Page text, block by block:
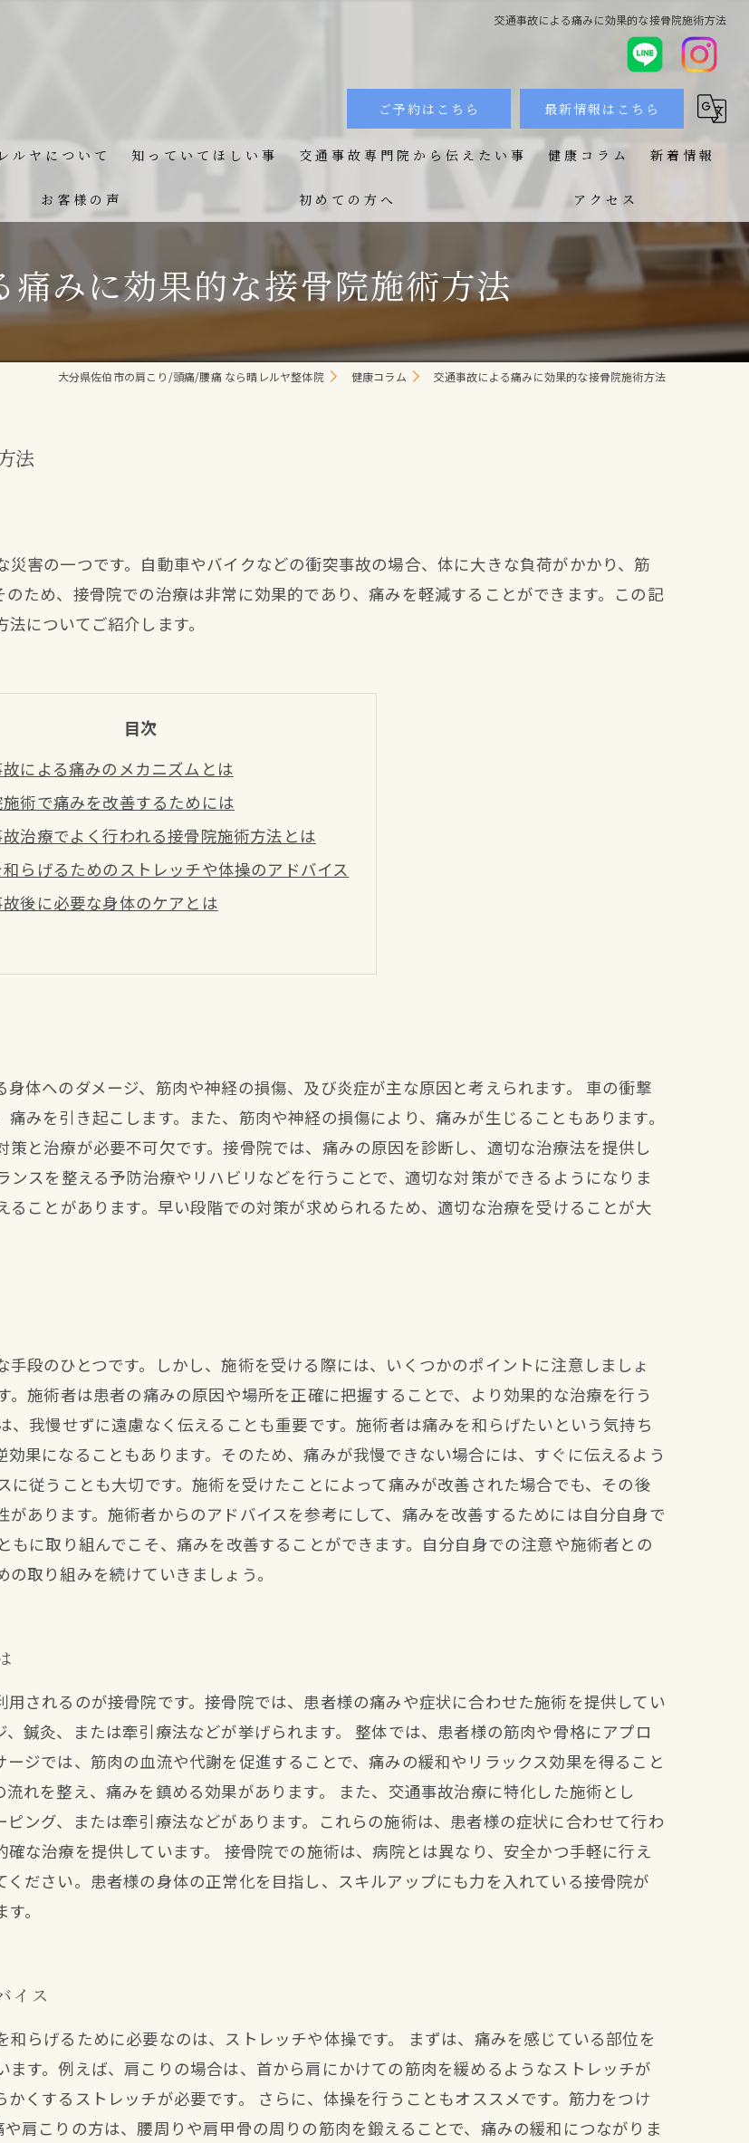
交通事故による痛みに効果的な接骨院施術方法
ご予約はこちら 最新情報はこちら
ルヤについて 知っていてほしい事 交通事故専門院から伝えたい事 健康コラム 新着情報
お客様の声 初めての方へ アクセス
痛みに効果的な接骨院施術方法
大分県佐伯市の肩こり/頭痛/腰痛 なら晴レルヤ整体院 健康コラム 交通事故による痛みに効果的な接骨院施術方法
法
害の一つです。自動車やバイクなどの衝突事故の場合、体に大きな負荷がかかり、筋
ため、接骨院での治療は非常に効果的であり、痛みを軽減することができます。この記
についてご紹介します。
目次
による痛みのメカニズムとは
術で痛みを改善するためには
治療でよく行われる接骨院施術方法とは
らげるためのストレッチや体操のアドバイス
後に必要な身体のケアとは
体へのダメージ、筋肉や神経の損傷、及び炎症が主な原因と考えられます。 車の衝撃
みを引き起こします。また、筋肉や神経の損傷により、痛みが生じることもあります。
と治療が必要不可欠です。接骨院では、痛みの原因を診断し、適切な治療法を提供し
スを整える予防治療やリハビリなどを行うことで、適切な対策ができるようになりま
ことがあります。早い段階での対策が求められるため、適切な治療を受けることが大
段のひとつです。しかし、施術を受ける際には、いくつかのポイントに注意しましょ
施術者は患者の痛みの原因や場所を正確に把握することで、より効果的な治療を行う
、我慢せずに遠慮なく伝えることも重要です。施術者は痛みを和らげたいという気持ち
果になることもあります。そのため、痛みが我慢できない場合には、すぐに伝えるよう
従うことも大切です。施術を受けたことによって痛みが改善された場合でも、その後
あります。施術者からのアドバイスを参考にして、痛みを改善するためには自分自身で
もに取り組んでこそ、痛みを改善することができます。自分自身での注意や施術者との
取り組みを続けていきましょう。
されるのが接骨院です。接骨院では、患者様の痛みや症状に合わせた施術を提供してい
鍼灸、または牽引療法などが挙げられます。 整体では、患者様の筋肉や骨格にアプロ
ジでは、筋肉の血流や代謝を促進することで、痛みの緩和やリラックス効果を得ること
れを整え、痛みを鎮める効果があります。 また、交通事故治療に特化した施術とし
ング、または牽引療法などがあります。これらの施術は、患者様の症状に合わせて行わ
な治療を提供しています。 接骨院での施術は、病院とは異なり、安全かつ手軽に行え
ださい。患者様の身体の正常化を目指し、スキルアップにも力を入れている接骨院が
。
イス
らげるために必要なのは、ストレッチや体操です。 まずは、痛みを感じている部位を
す。例えば、肩こりの場合は、首から肩にかけての筋肉を緩めるようなストレッチが
くするストレッチが必要です。 さらに、体操を行うこともオススメです。筋力をつけ
肩こりの方は、腰周りや肩甲骨の周りの筋肉を鍛えることで、痛みの緩和につながりま